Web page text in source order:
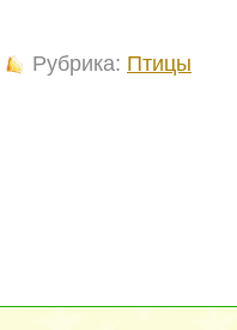
Рубрика: Птицы